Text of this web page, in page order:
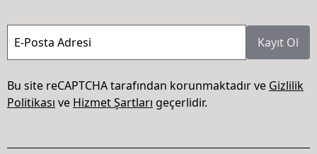
E-Posta Adresi Kayıt Ol
Bu site reCAPTCHA tarafından korunmaktadır ve Gizlilik
Politikası ve Hizmet Şartları geçerlidir.